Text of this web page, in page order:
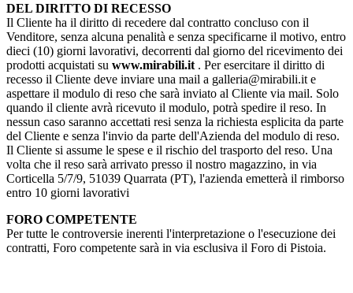
DEL DIRITTO DI RECESSO
Il Cliente ha il diritto di recedere dal contratto concluso con il
Venditore, senza alcuna penalità e senza specificarne il motivo, entro
dieci (10) giorni lavorativi, decorrenti dal giorno del ricevimento dei
prodotti acquistati su www.mirabili.it . Per esercitare il diritto di
recesso il Cliente deve inviare una mail a galleria@mirabili.it e
aspettare il modulo di reso che sarà inviato al Cliente via mail. Solo
quando il cliente avrà ricevuto il modulo, potrà spedire il reso. In
nessun caso saranno accettati resi senza la richiesta esplicita da parte
del Cliente e senza l'invio da parte dell'Azienda del modulo di reso.
Il Cliente si assume le spese e il rischio del trasporto del reso. Una
volta che il reso sarà arrivato presso il nostro magazzino, in via
Corticella 5/7/9, 51039 Quarrata (PT), l'azienda emetterà il rimborso
entro 10 giorni lavorativi
FORO COMPETENTE
Per tutte le controversie inerenti l'interpretazione o l'esecuzione dei
contratti, Foro competente sarà in via esclusiva il Foro di Pistoia.